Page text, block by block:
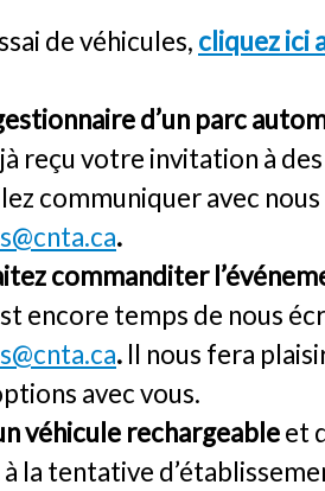
de véhicules, cliquez ici
d’un parc
reçu votre invitation à
communiquer avec nous
.
commanditer
encore temps de nous
. Il nous fera
avec vous.
véhicule rechargeableet
la tentative